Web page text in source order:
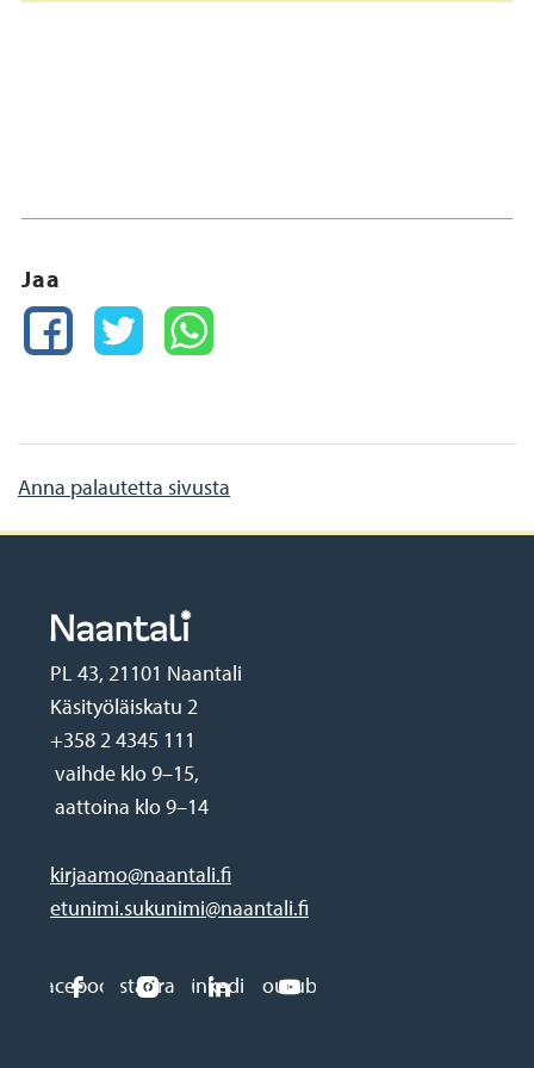
Jaa
Anna palautetta sivusta
PL 43, 21101 Naantali
Käsityöläiskatu 2
+358 2 4345 111
vaihde klo 9–15,
aattoina klo 9–14
kirjaamo@naantali.fi
etunimi.sukunimi@naantali.fi
Social
FacebookInstagramLinkedin Youtube